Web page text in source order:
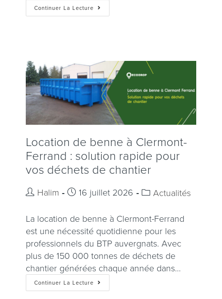
Continuer La Lecture
Location de benne à Clermont-
Ferrand : solution rapide pour
vos déchets de chantier
Halim 16 juillet 2026 Actualités
La location de benne à Clermont-Ferrand
est une nécessité quotidienne pour les
professionnels du BTP auvergnats. Avec
plus de 150 000 tonnes de déchets de
chantier générées chaque année dans…
Continuer La Lecture